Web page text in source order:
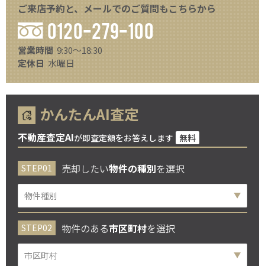
ご来店予約と、メールでのご質問もこちらから
0120-279-100
営業時間 9:30～18:30
定休日 水曜日
かんたんAI査定
不動産査定AIが即査定額をお答えします 無料
売却したい物件の種別を選択
物件のある市区町村を選択